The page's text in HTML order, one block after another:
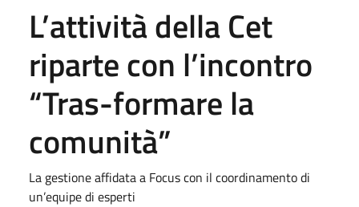
L’attività della Cet
riparte con l’incontro
“Tras-formare la
comunità”
La gestione affidata a Focus con il coordinamento di
un’equipe di esperti